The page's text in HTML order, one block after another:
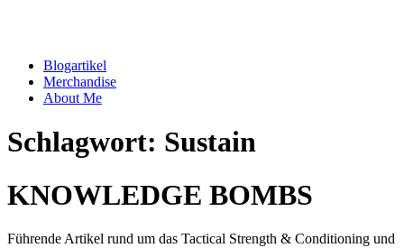
Blogartikel
Merchandise
About Me
Schlagwort: Sustain
KNOWLEDGE BOMBS
Führende Artikel rund um das Tactical Strength & Conditioning und